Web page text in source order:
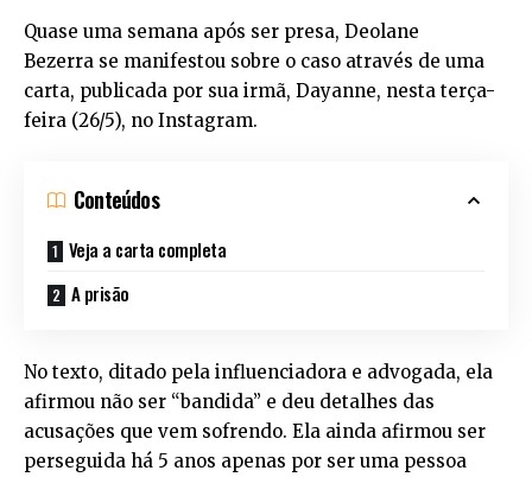
Quase uma semana após ser presa, Deolane
Bezerra se manifestou sobre o caso através de uma
carta, publicada por sua irmã, Dayanne, nesta terça-
feira (26/5), no Instagram.
Conteúdos
Veja a carta completa
A prisão
No texto, ditado pela influenciadora e advogada, ela
afirmou não ser “bandida” e deu detalhes das
acusações que vem sofrendo. Ela ainda afirmou ser
perseguida há 5 anos apenas por ser uma pessoa